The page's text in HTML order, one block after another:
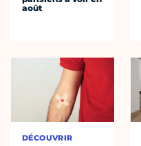
août
DÉCOUVRIR